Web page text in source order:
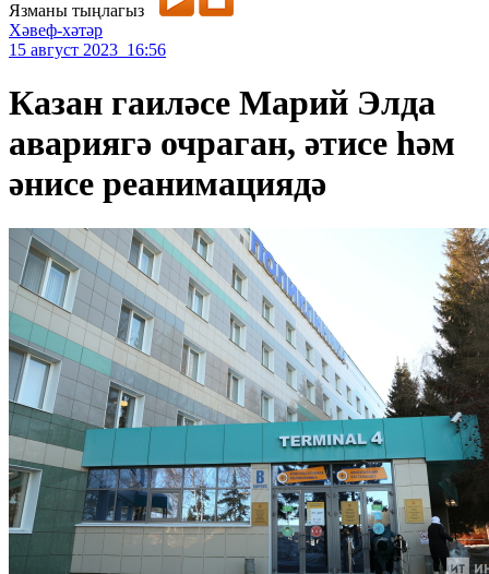
Язманы тыңлагыз
Хәвеф-хәтәр
15 август 2023 16:56
Казан гаиләсе Марий Элда
авариягә очраган, әтисе һәм
әнисе реанимациядә